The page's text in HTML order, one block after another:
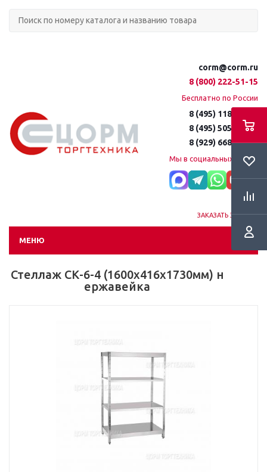
corm@corm.ru
8 (800) 222-51-15
Бесплатно по России
8 (495) 118-61-16
8 (495) 505-51-15
8 (929) 668-95-35
Мы в социальных сетях:
ЗАКАЗАТЬ ЗВОНОК
МЕНЮ
Стеллаж CК-6-4 (1600x416x1730мм) н
ержавейка